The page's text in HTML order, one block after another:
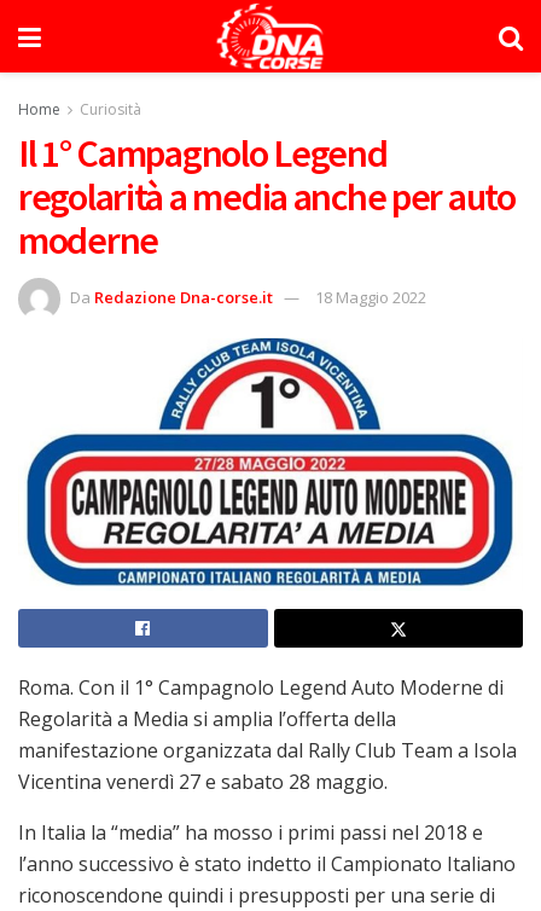
Home Curiosità
Il 1° Campagnolo Legend
regolarità a media anche per auto
moderne
Da Redazione Dna-corse.it 18 Maggio 2022
Roma. Con il 1° Campagnolo Legend Auto Moderne di
Regolarità a Media si amplia l’offerta della
manifestazione organizzata dal Rally Club Team a Isola
Vicentina venerdì 27 e sabato 28 maggio.
In Italia la “media” ha mosso i primi passi nel 2018 e
l’anno successivo è stato indetto il Campionato Italiano
riconoscendone quindi i presupposti per una serie di